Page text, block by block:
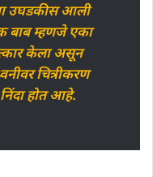
उघडकीस आली
बाब म्हणजे एका
केला असून
चित्रीकरण
होत आहे.